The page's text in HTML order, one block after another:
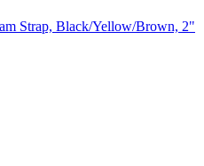
Strap, Black/Yellow/Brown, 2"